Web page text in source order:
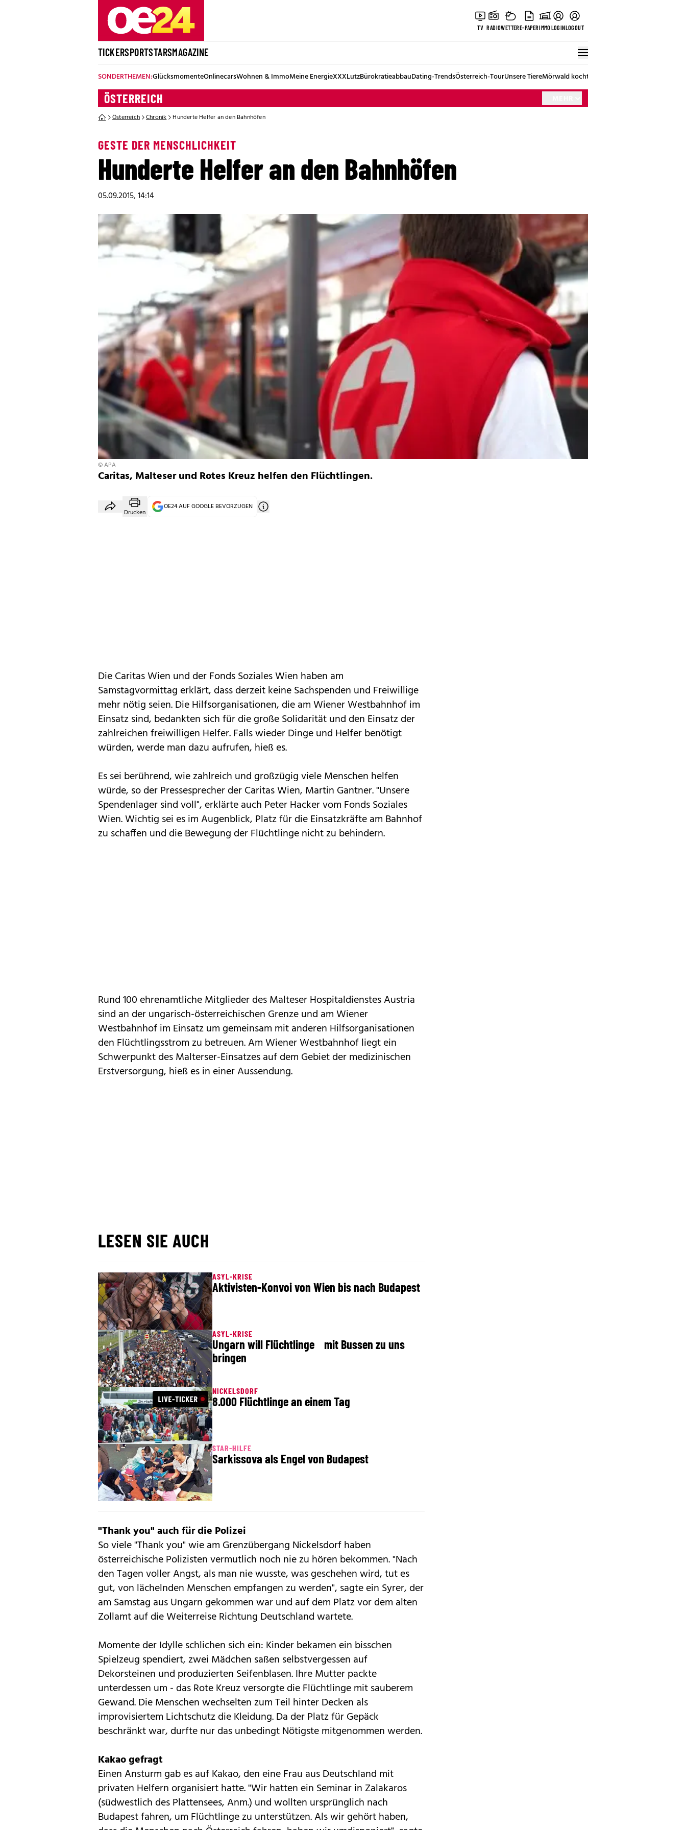
TV RADIOWETTERE-PAPERIMMOLOGINLOGOUT
TICKERSPORTSTARSMAGAZINE
SONDERTHEMEN:GlücksmomenteOnlinecarsWohnen & ImmoMeine EnergieXXXLutzBürokratieabbauDating-TrendsÖsterreich-TourUnsere TiereMörwald kocht
ÖSTERREICH
Österreich Chronik Hunderte Helfer an den Bahnhöfen
GESTE DER MENSCHLICHKEIT
Hunderte Helfer an den Bahnhöfen
05.09.2015, 14:14
© APA
Caritas, Malteser und Rotes Kreuz helfen den Flüchtlingen.
Drucken
OE24 AUF GOOGLE BEVORZUGEN
Die Caritas Wien und der Fonds Soziales Wien haben am
Samstagvormittag erklärt, dass derzeit keine Sachspenden und Freiwillige
mehr nötig seien. Die Hilfsorganisationen, die am Wiener Westbahnhof im
Einsatz sind, bedankten sich für die große Solidarität und den Einsatz der
zahlreichen freiwilligen Helfer. Falls wieder Dinge und Helfer benötigt
würden, werde man dazu aufrufen, hieß es.
Es sei berührend, wie zahlreich und großzügig viele Menschen helfen
würde, so der Pressesprecher der Caritas Wien, Martin Gantner. "Unsere
Spendenlager sind voll", erklärte auch Peter Hacker vom Fonds Soziales
Wien. Wichtig sei es im Augenblick, Platz für die Einsatzkräfte am Bahnhof
zu schaffen und die Bewegung der Flüchtlinge nicht zu behindern.
Rund 100 ehrenamtliche Mitglieder des Malteser Hospitaldienstes Austria
sind an der ungarisch-österreichischen Grenze und am Wiener
Westbahnhof im Einsatz um gemeinsam mit anderen Hilfsorganisationen
den Flüchtlingsstrom zu betreuen. Am Wiener Westbahnhof liegt ein
Schwerpunkt des Malterser-Einsatzes auf dem Gebiet der medizinischen
Erstversorgung, hieß es in einer Aussendung.
LESEN SIE AUCH
ASYL-KRISE
Aktivisten-Konvoi von Wien bis nach Budapest
ASYL-KRISE
Ungarn will Flüchtlinge mit Bussen zu uns
bringen
NICKELSDORF
8.000 Flüchtlinge an einem Tag
STAR-HILFE
Sarkissova als Engel von Budapest
"Thank you" auch für die Polizei
So viele "Thank you" wie am Grenzübergang Nickelsdorf haben
österreichische Polizisten vermutlich noch nie zu hören bekommen. "Nach
den Tagen voller Angst, als man nie wusste, was geschehen wird, tut es
gut, von lächelnden Menschen empfangen zu werden", sagte ein Syrer, der
am Samstag aus Ungarn gekommen war und auf dem Platz vor dem alten
Zollamt auf die Weiterreise Richtung Deutschland wartete.
Momente der Idylle schlichen sich ein: Kinder bekamen ein bisschen
Spielzeug spendiert, zwei Mädchen saßen selbstvergessen auf
Dekorsteinen und produzierten Seifenblasen. Ihre Mutter packte
unterdessen um - das Rote Kreuz versorgte die Flüchtlinge mit sauberem
Gewand. Die Menschen wechselten zum Teil hinter Decken als
improvisiertem Lichtschutz die Kleidung. Da der Platz für Gepäck
beschränkt war, durfte nur das unbedingt Nötigste mitgenommen werden.
Kakao gefragt
Einen Ansturm gab es auf Kakao, den eine Frau aus Deutschland mit
privaten Helfern organisiert hatte. "Wir hatten ein Seminar in Zalakaros
(südwestlich des Plattensees, Anm.) und wollten ursprünglich nach
Budapest fahren, um Flüchtlinge zu unterstützen. Als wir gehört haben,